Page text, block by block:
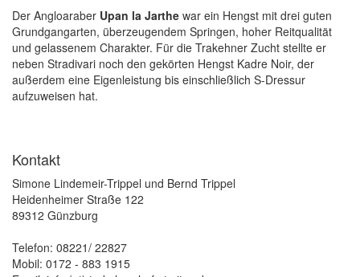
Der Angloaraber Upan la Jarthe war ein Hengst mit drei guten
Grundgangarten, überzeugendem Springen, hoher Reitqualität
und gelassenem Charakter. Für die Trakehner Zucht stellte er
neben Stradivari noch den gekörten Hengst Kadre Noir, der
außerdem eine Eigenleistung bis einschließlich S-Dressur
aufzuweisen hat.
Kontakt
Simone Lindemeir-Trippel und Bernd Trippel
Heidenheimer Straße 122
89312 Günzburg
Telefon: 08221/ 22827
Mobil: 0172 - 883 1915